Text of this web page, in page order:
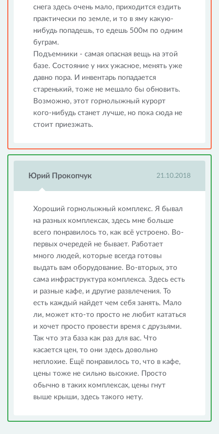
снега здесь очень мало, приходится ездить
практически по земле, и то в яму какую-
нибудь попадешь, то едешь 500м по одним
буграм.
Подъемники - самая опасная вещь на этой
базе. Состояние у них ужасное, менять уже
давно пора. И инвентарь попадается
старенький, тоже не мешало бы обновить.
Возможно, этот горнолыжный курорт
кого-нибудь станет лучше, но пока сюда не
стоит приезжать.
Юрий Прокопчук 21.10.2018
Хороший горнолыжный комплекс. Я бывал
на разных комплексах, здесь мне больше
всего понравилось то, как всё устроено. Во-
первых очередей не бывает. Работает
много людей, которые всегда готовы
выдать вам оборудование. Во-вторых, это
сама инфраструктура комплекса. Здесь есть
и разные кафе, и другие развлечения. То
есть каждый найдет чем себя занять. Мало
ли, может кто-то просто не любит кататься
и хочет просто провести время с друзьями.
Так что эта база как раз для вас. Что
касается цен, то они здесь довольно
неплохие. Ещё понравилось то, что в кафе,
цены тоже не сильно высокие. Просто
обычно в таких комплексах, цены гнут
выше крыши, здесь такого нету.